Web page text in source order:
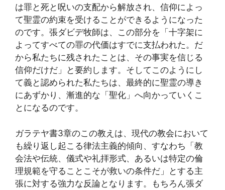
は罪と死と呪いの支配から解放され、信仰によっ
て聖霊の約束を受けることができるようになった
のです。張ダビデ牧師は、この部分を「十字架に
よってすべての罪の代価はすでに支払われた。だ
から私たちに残されたことは、その事実を信じる
信仰だけだ」と要約します。そしてこのようにし
て義と認められた私たちは、最終的に聖霊の導き
にあずかり、漸進的な「聖化」へ向かっていくこ
とになるのです。
ガラテヤ書3章のこの教えは、現代の教会において
も繰り返し起こる律法主義的傾向、すなわち「教
会法や伝統、儀式や礼拝形式、あるいは特定の倫
理規範を守ることこそが救いの条件だ」とする主
張に対する強力な反論となります。もちろん張ダ